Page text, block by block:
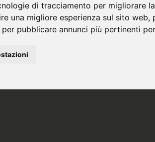
di tracciamento per migliorare
una migliore esperienza sul sito web,
per pubblicare annunci più pertinenti